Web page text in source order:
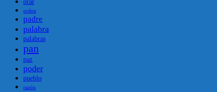
orar
orden
padre
palabra
palabras
pan
paz
poder
pueblo
razón